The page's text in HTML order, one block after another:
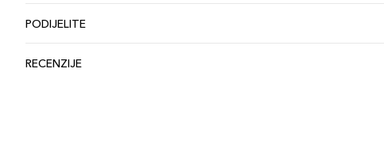
PODIJELITE
RECENZIJE